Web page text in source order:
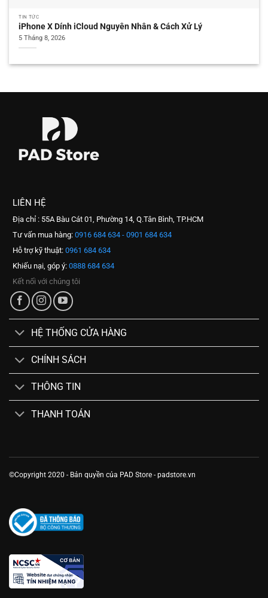
TIN TỨC
iPhone X Dính iCloud Nguyên Nhân & Cách Xử Lý
5 Tháng 8, 2026
LIÊN HỆ
Địa chỉ : 55A Bàu Cát 01, Phường 14, Q.Tân Bình, TP.HCM
Tư vấn mua hàng: 0916 684 634 - 0901 684 634
Hỗ trợ kỹ thuật: 0961 684 634
Khiếu nại, góp ý: 0888 684 634
Kết nối với chúng tôi
HỆ THỐNG CỬA HÀNG
CHÍNH SÁCH
THÔNG TIN
THANH TOÁN
©Copyright 2020 - Bản quyền của PAD Store - padstore.vn